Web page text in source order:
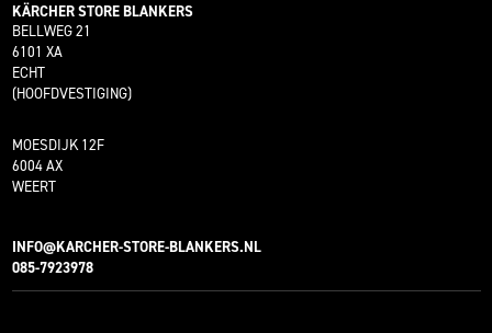
KÄRCHER STORE BLANKERS
BELLWEG 21
6101 XA
ECHT
(HOOFDVESTIGING)
MOESDIJK 12F
6004 AX
WEERT
INFO@KARCHER-STORE-BLANKERS.NL
085-7923978